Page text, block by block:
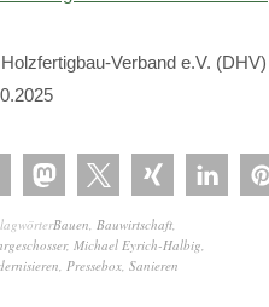
Verband e.V. (DHV)
Bauen Bauwirtschaft
, Michael Eyrich-Halbig
Pressebox Sanieren